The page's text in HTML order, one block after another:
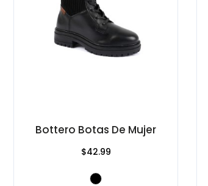
Bottero Botas De Mujer
$42.99